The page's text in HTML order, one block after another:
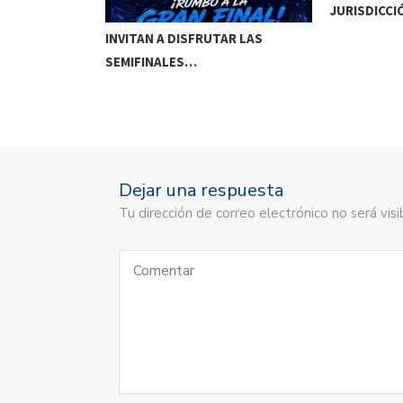
INVITAN A DISFRUTAR LAS
SEMIFINALES…
Dejar una respuesta
Tu dirección de correo electrónico no será